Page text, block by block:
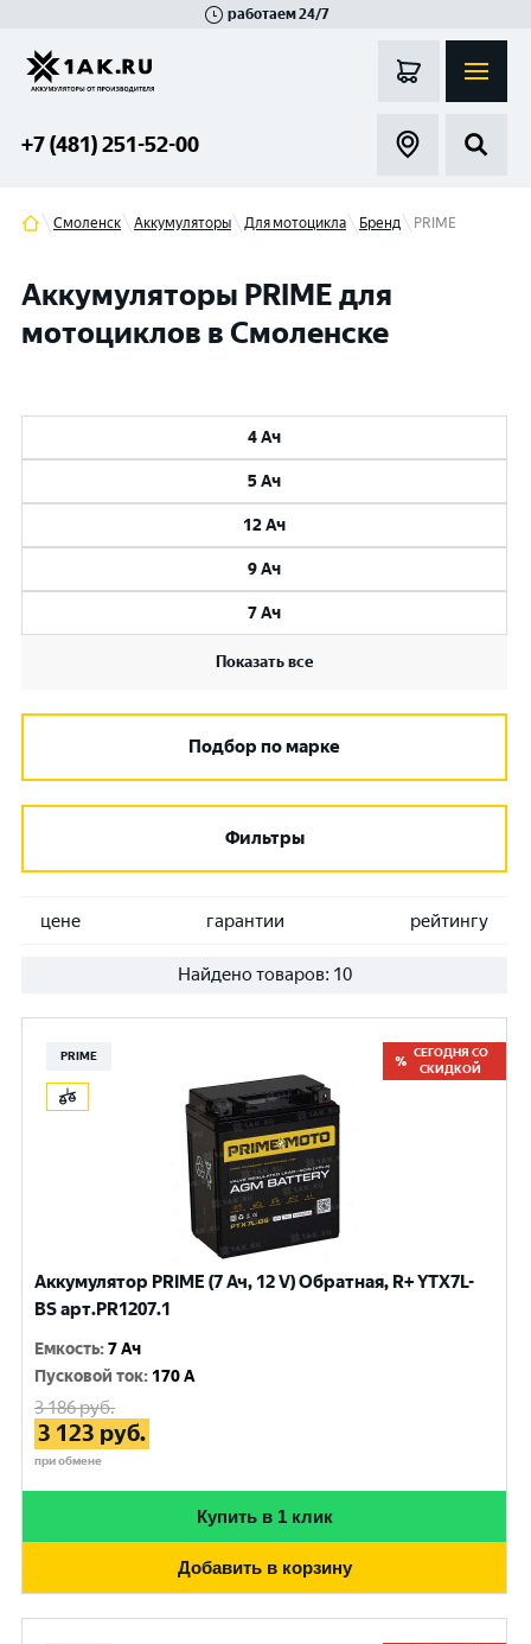
работаем 24/7
+7 (481) 251-52-00
Смоленск Аккумуляторы Для мотоцикла Бренд PRIME
Аккумуляторы PRIME для
мотоциклов в Смоленске
4 Ач
5 Ач
12 Ач
9 Ач
7 Ач
Показать все
Подбор по марке
Фильтры
цене гарантии рейтингу
Найдено товаров: 10
PRIME
СЕГОДНЯ СО
СКИДКОЙ
Аккумулятор PRIME (7 Ач, 12 V) Обратная, R+ YTX7L-
BS арт.PR1207.1
Емкость:7 Ач
Пусковой ток: 170 A
3 186руб.
3 123 руб.
при обмене
Купить в 1 клик
Добавить в корзину
Гатчина